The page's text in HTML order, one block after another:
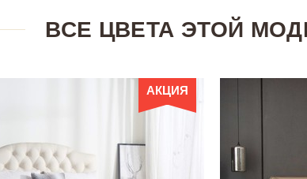
ВСЕ ЦВЕТА ЭТОЙ
АКЦИЯ